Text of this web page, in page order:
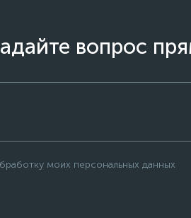
вопрос
моих персональных данных